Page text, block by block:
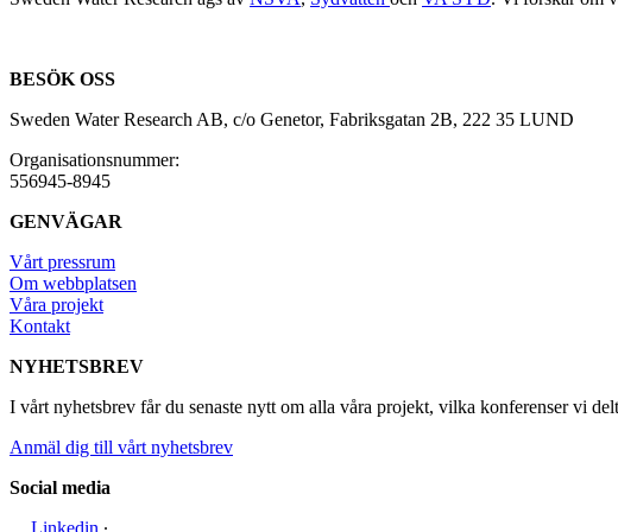
BESÖK OSS
Sweden Water Research AB, c/o Genetor, Fabriksgatan 2B, 222 35 LUND
Organisationsnummer:
556945-8945
GENVÄGAR
Vårt pressrum
Om webbplatsen
Våra projekt
Kontakt
NYHETSBREV
I vårt nyhetsbrev får du senaste nytt om alla våra projekt, vilka konferenser vi
Anmäl dig till vårt nyhetsbrev
Social media
Linkedin ∙